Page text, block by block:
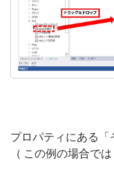
プロパティにある
（ この例の場合で